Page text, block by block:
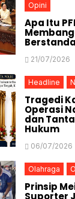
Opini
Apa Itu
21/07/2026
Headline
Tragedi
Operasi
dan
Hukum
06/07/2026
Olahraga
Prinsip
Suporter